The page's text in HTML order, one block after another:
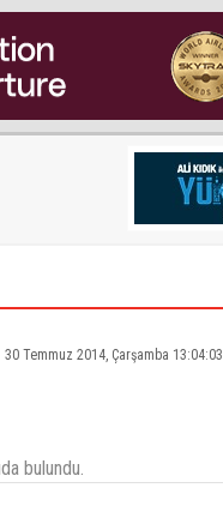
30 Temmuz 2014, Çarşamba 13:04:03
bulundu.